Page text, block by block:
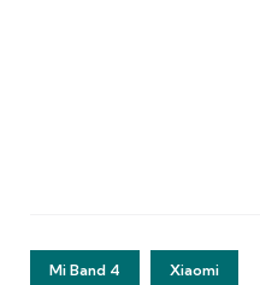
Mi Band 4 Xiaomi